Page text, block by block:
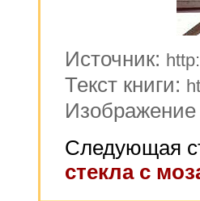
Источник:
Текст книги:
Следующая
стекла с